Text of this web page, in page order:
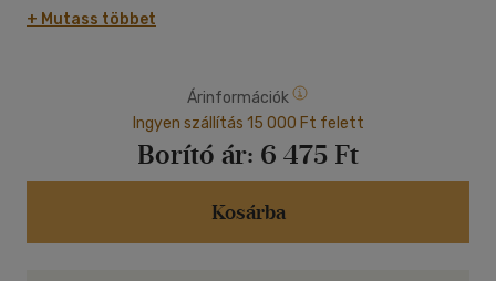
születnek a kisbabák, hogyan gipszelik be a törött lábat, mi
történik a műtőben.
+ Mutass többet
Árinformációk
Ingyen szállítás 15 000 Ft felett
Borító ár: 6 475 Ft
Kosárba